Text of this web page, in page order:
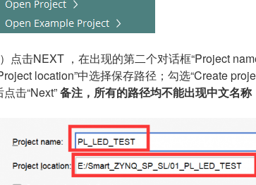
点击NEXT ，在出现的第二个对话框“Project
location”中选择保存路径；勾选“Create
点击“Next”备注，所有的路径均不能出现中文名称